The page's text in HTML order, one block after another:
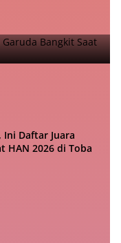
Bangkit
Ini Daftar Juara
HAN 2026 di Toba